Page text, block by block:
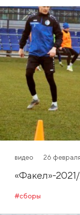
видео 26
«Факел»-
#сборы